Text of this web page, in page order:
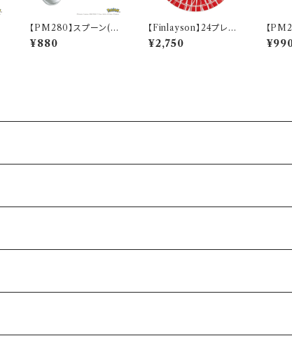
【PM280】スプーン(フ
シギダネ)【Daily Sketc
h】PM281-850
¥880
【Finlayson】24プレー
ト（レッド）【コロナ】
¥2,750
【
ュウ)